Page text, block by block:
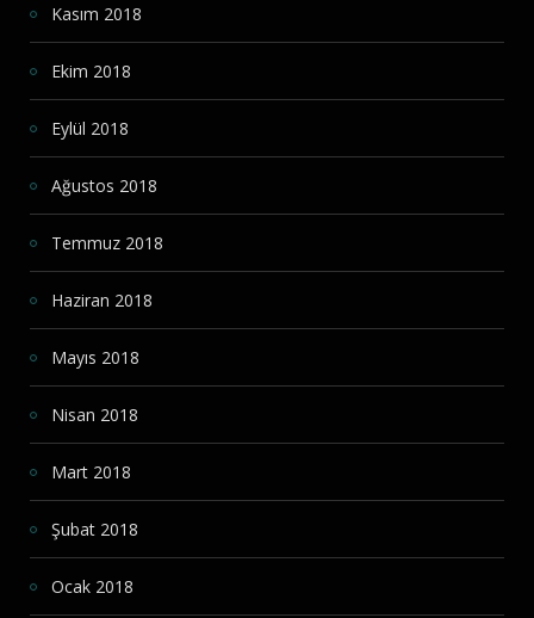
Kasım 2018
Ekim 2018
Eylül 2018
Ağustos 2018
Temmuz 2018
Haziran 2018
Mayıs 2018
Nisan 2018
Mart 2018
Şubat 2018
Ocak 2018